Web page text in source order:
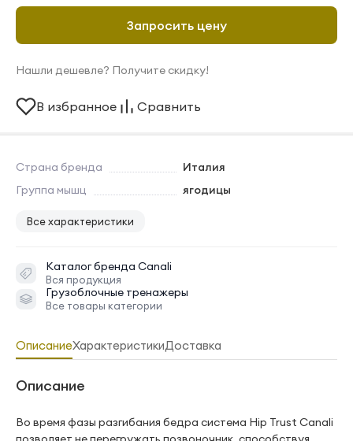
Страна бренда
Италия
Группа мышц
ягодицы
Все характеристики
Каталог бренда Canali
Вся продукция
Грузоблочные тренажеры
Все товары категории
Запросить цену
Нашли дешевле? Получите скидку!
В избранное Сравнить
ОписаниеХарактеристикиДоставка
Описание
Во время фазы разгибания бедра система Hip Trust Canali